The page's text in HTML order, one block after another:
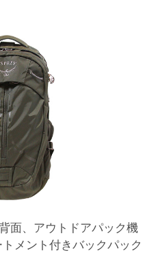
面、アウトドアパック機
メント付きバックパック